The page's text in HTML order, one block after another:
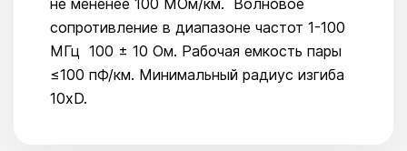
не мененее 100 МОм/км. Волновое
сопротивление в диапазоне частот 1-100
МГц 100 ± 10 Ом. Рабочая емкость пары
≤100 пФ/км. Минимальный радиус изгиба
10хD.